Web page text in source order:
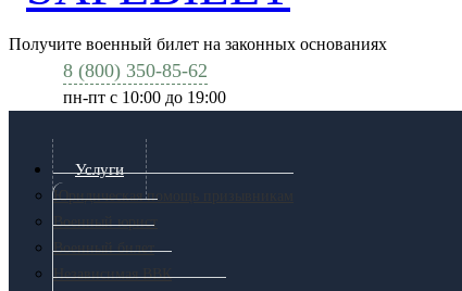
Получите военный билет на законных основаниях
8 (800) 350-85-62
пн-пт c 10:00 до 19:00
Услуги
Юридическая помощь призывникам
Военный юрист
Военный билет
Независимая ВВК